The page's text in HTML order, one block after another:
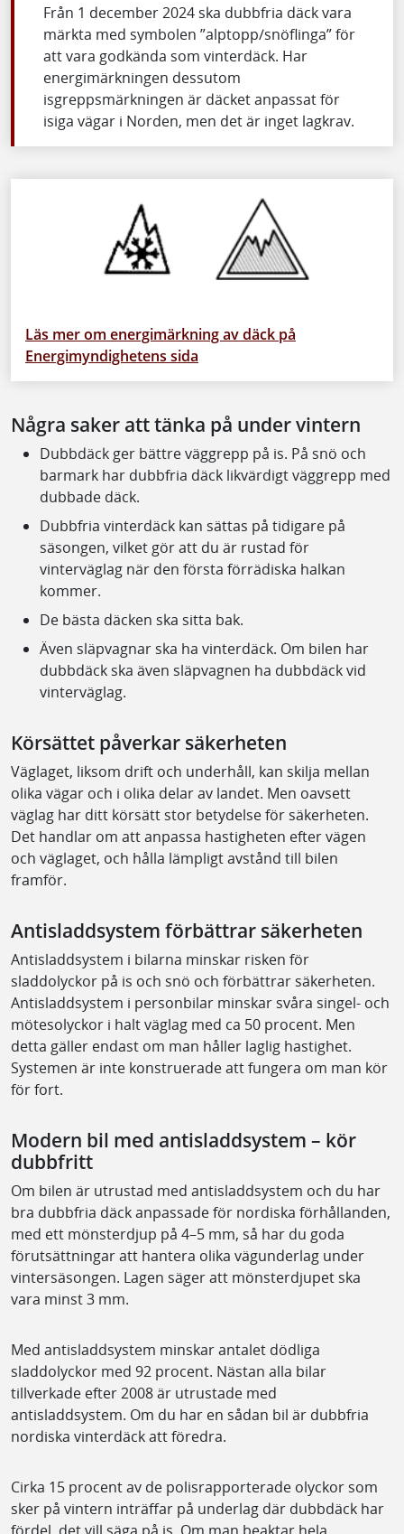
Från 1 december 2024 ska dubbfria däck vara
märkta med symbolen ”alptopp/snöflinga” för
att vara godkända som vinterdäck. Har
energimärkningen dessutom
isgreppsmärkningen är däcket anpassat för
isiga vägar i Norden, men det är inget lagkrav.
Läs mer om energimärkning av däck på
Energimyndighetens sida
Några saker att tänka på under vintern
Dubbdäck ger bättre väggrepp på is. På snö och
barmark har dubbfria däck likvärdigt väggrepp med
dubbade däck.
Dubbfria vinterdäck kan sättas på tidigare på
säsongen, vilket gör att du är rustad för
vinterväglag när den första förrädiska halkan
kommer.
De bästa däcken ska sitta bak.
Även släpvagnar ska ha vinterdäck. Om bilen har
dubbdäck ska även släpvagnen ha dubbdäck vid
vinterväglag.
Körsättet påverkar säkerheten
Väglaget, liksom drift och underhåll, kan skilja mellan
olika vägar och i olika delar av landet. Men oavsett
väglag har ditt körsätt stor betydelse för säkerheten.
Det handlar om att anpassa hastigheten efter vägen
och väglaget, och hålla lämpligt avstånd till bilen
framför.
Antisladdsystem förbättrar säkerheten
Antisladdsystem i bilarna minskar risken för
sladdolyckor på is och snö och förbättrar säkerheten.
Antisladdsystem i personbilar minskar svåra singel- och
mötesolyckor i halt väglag med ca 50 procent. Men
detta gäller endast om man håller laglig hastighet.
Systemen är inte konstruerade att fungera om man kör
för fort.
Modern bil med antisladdsystem – kör
dubbfritt
Om bilen är utrustad med antisladdsystem och du har
bra dubbfria däck anpassade för nordiska förhållanden,
med ett mönsterdjup på 4–5 mm, så har du goda
förutsättningar att hantera olika vägunderlag under
vintersäsongen. Lagen säger att mönsterdjupet ska
vara minst 3 mm.
Med antisladdsystem minskar antalet dödliga
sladdolyckor med 92 procent. Nästan alla bilar
tillverkade efter 2008 är utrustade med
antisladdsystem. Om du har en sådan bil är dubbfria
nordiska vinterdäck att föredra.
Cirka 15 procent av de polisrapporterade olyckor som
sker på vintern inträffar på underlag där dubbdäck har
fördel, det vill säga på is. Om man beaktar hela